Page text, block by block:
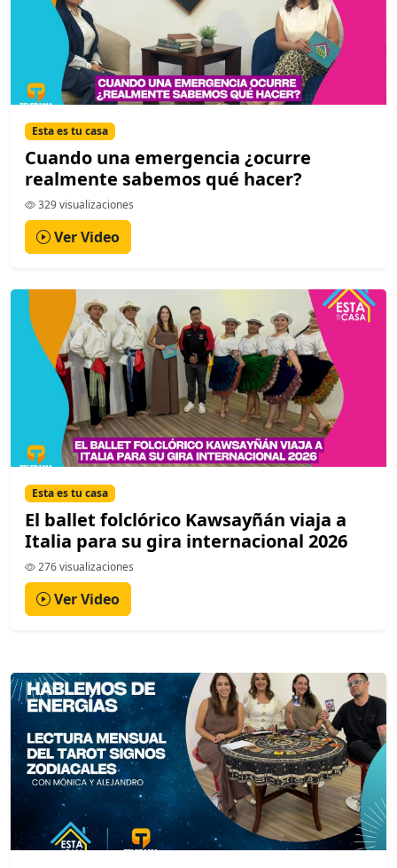
Esta es tu casa
Cuando una emergencia ¿ocurre
realmente sabemos qué hacer?
329 visualizaciones
Ver Video
Esta es tu casa
El ballet folclórico Kawsayñán viaja a
Italia para su gira internacional 2026
276 visualizaciones
Ver Video